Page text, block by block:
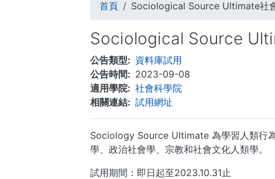
連
結
首頁 Sociological Source Ultimate社
Sociological Source
公告類型
資料庫試用
公告時間
2023-09-08
適用學院
社會科學院
相關連結
試用網址
Sociology Source Ultimate 為學習人類行
學、政治社會學、宗教和社會文化人類學。
試用期間：即日起至2023.10.31止